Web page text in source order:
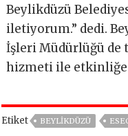
Beylikdüzü
iletiyorum.” dedi.
İşleri Müdürlüğü de
hizmeti ile etkinliğe
Etiket BEYLIKDÜZÜ